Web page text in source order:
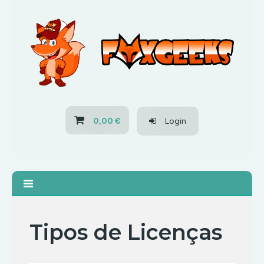
0,00 € Login
HOME
OFERTAS
XBOX ONE
Tipos de Licenças